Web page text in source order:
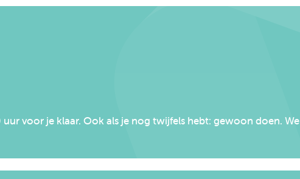
voor je klaar. Ook als je nog twijfels hebt: gewoon doen. We